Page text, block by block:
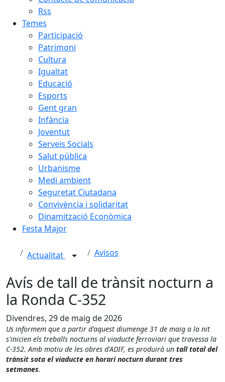
Rss
Temes
Participació
Patrimoni
Cultura
Igualtat
Educació
Esports
Gent gran
Infància
Joventut
Serveis Socials
Salut pública
Urbanisme
Medi ambient
Seguretat Ciutadana
Convivència i solidaritat
Dinamització Econòmica
Festa Major
Actualitat Avisos
Avís de tall de trànsit nocturn a
la Ronda C-352
Divendres, 29 de maig de 2026
Us informem que a partir d'aquest diumenge 31 de maig a la nit
s'inicien els treballs nocturns al viaducte ferroviari que travessa la
C-352. Amb motiu de les obres d'ADIF, es produirà un tall total del
trànsit sota el viaducte en horari nocturn durant tres
setmanes.